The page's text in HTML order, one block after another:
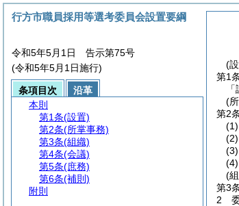
(
第1
(
第2
(1)
(2)
(3)
(4)
(
第3
2
行方市職員採用等選考委員会設置要綱
令和5年5月1日 告示第75号
(令和5年5月1日施行)
条項目次
沿革
本則
第1条(設置)
第2条(所掌事務)
第3条(組織)
第4条(会議)
第5条(庶務)
第6条(補則)
附則